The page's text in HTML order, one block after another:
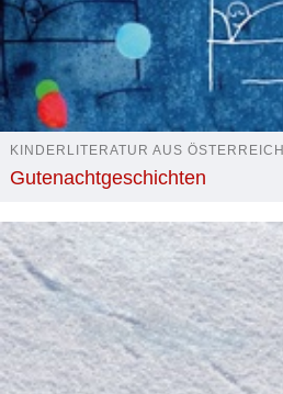
KINDERLITERATUR AUS ÖSTERREICH
Gutenachtgeschichten